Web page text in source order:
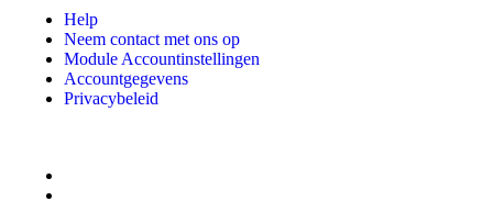
Help
Neem contact met ons op
Module Accountinstellingen
Accountgegevens
Privacybeleid